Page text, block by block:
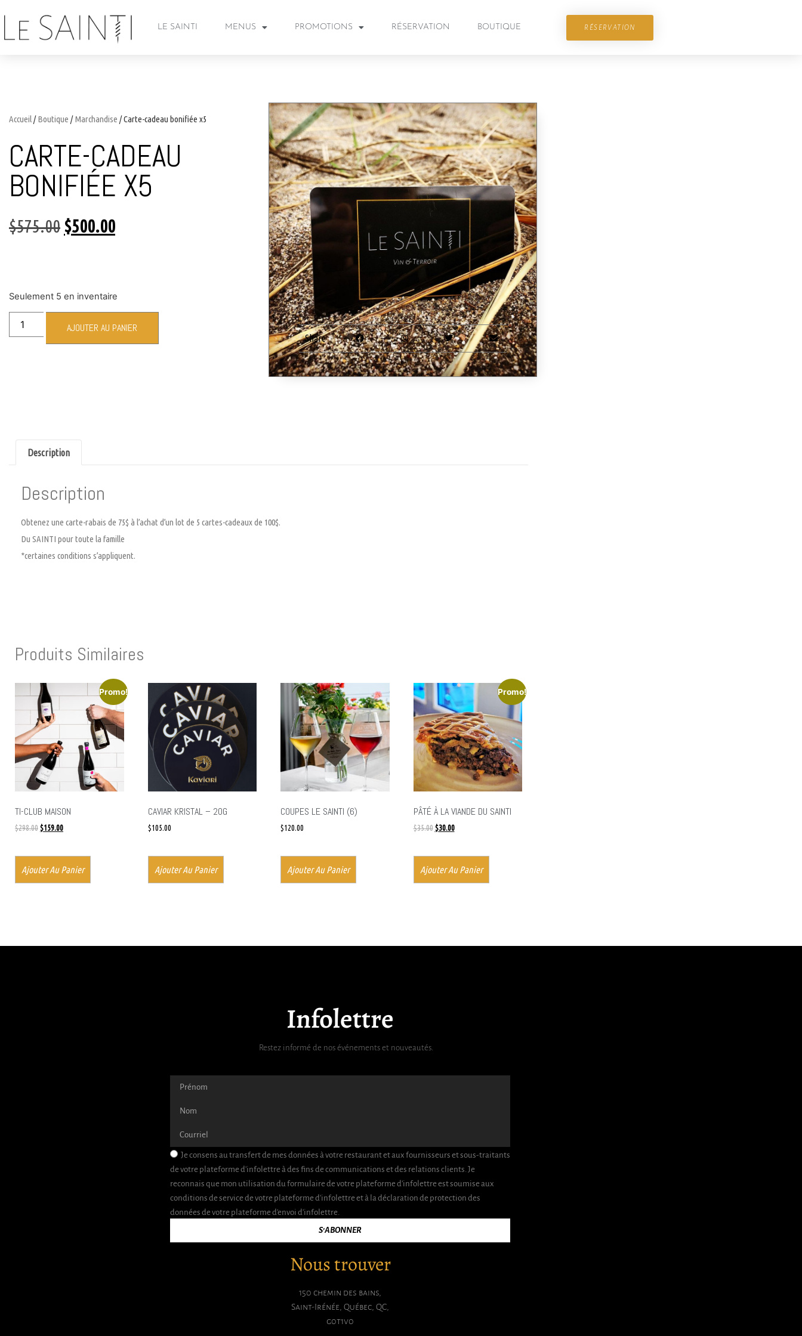
LE SAINTI MENUS PROMOTIONS RÉSERVATION BOUTIQUE RÉSERVATION
Accueil/Boutique /Marchandise / Carte-cadeau bonifiée x5
CARTE-CADEAU
BONIFIÉE X5
$575.00 $500.00
Seulement 5 en inventaire
AJOUTER AU PANIER
Share
Description
Description
Obtenez une carte-rabais de 75$ à l’achat d’un lot de 5 cartes-cadeaux de 100$.
Du SAINTI pour toute la famille
*certaines conditions s’appliquent.
Produits Similaires
Promo!
TI-CLUB MAISON
$298.00$159.00
Ajouter Au Panier
CAVIAR KRISTAL – 20G
$105.00
Ajouter Au Panier
COUPES LE SAINTI (6)
$120.00
Ajouter Au Panier
Promo!
PÂTÉ À LA VIANDE DU SAINTI
$35.00 $30.00
Ajouter Au Panier
Infolettre
Restez informé de nos événements et nouveautés.
Je consens au transfert de mes données à votre restaurant et aux fournisseurs et sous-traitants
de votre plateforme d'infolettre à des fins de communications et des relations clients. Je
reconnais que mon utilisation du formulaire de votre plateforme d'infolettre est soumise aux
conditions de service de votre plateforme d'infolettre et à la déclaration de protection des
données de votre plateforme d'envoi d'infolettre.
S'ABONNER
Nous trouver
150 chemin des bains,
Saint-Irénée, Québec, QC,
g0t1v0